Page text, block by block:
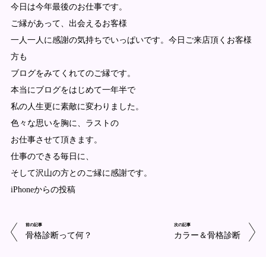
今日は今年最後のお仕事です。
ご縁があって、出会えるお客様
一人一人に感謝の気持ちでいっぱいです。今日ご来店頂くお客様
方も
ブログをみてくれてのご縁です。
本当にブログをはじめて一年半で
私の人生更に素敵に変わりました。
色々な思いを胸に、ラストの
お仕事させて頂きます。
仕事のできる毎日に、
そして沢山の方とのご縁に感謝です。
iPhoneからの投稿
前の記事
骨格診断って何？
次の記事
カラー＆骨格診断